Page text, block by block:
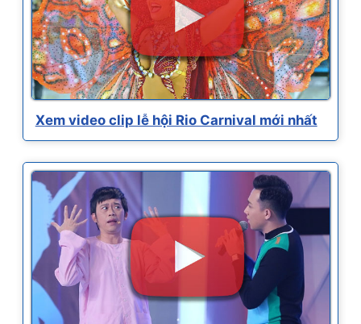
Xem video clip lễ hội Rio Carnival mới nhất